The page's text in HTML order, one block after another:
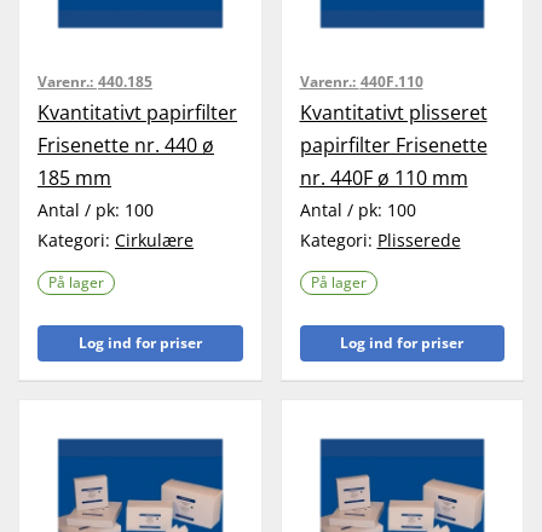
Varenr.: 440.185
Kvantitativt papirfilter
Frisenette nr. 440 ø
185 mm
Antal / pk: 100
Kategori: Cirkulære
På lager
Log ind for priser
Varenr.: 440F.110
Kvantitativt plisseret
papirfilter Frisenette
nr. 440F ø 110 mm
Antal / pk: 100
Kategori: Plisserede
På lager
Log ind for priser